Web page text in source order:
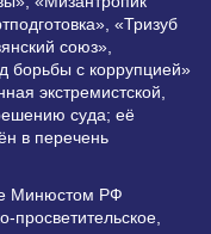
«Тризуб
союз»,
борьбы с коррупцией»
экстремистской,
суда; её
в перечень
Минюстом РФ